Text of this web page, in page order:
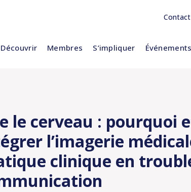
Contact
Découvrir Membres S’impliquer
le cerveau : pourquoi
l’imagerie
clinique en